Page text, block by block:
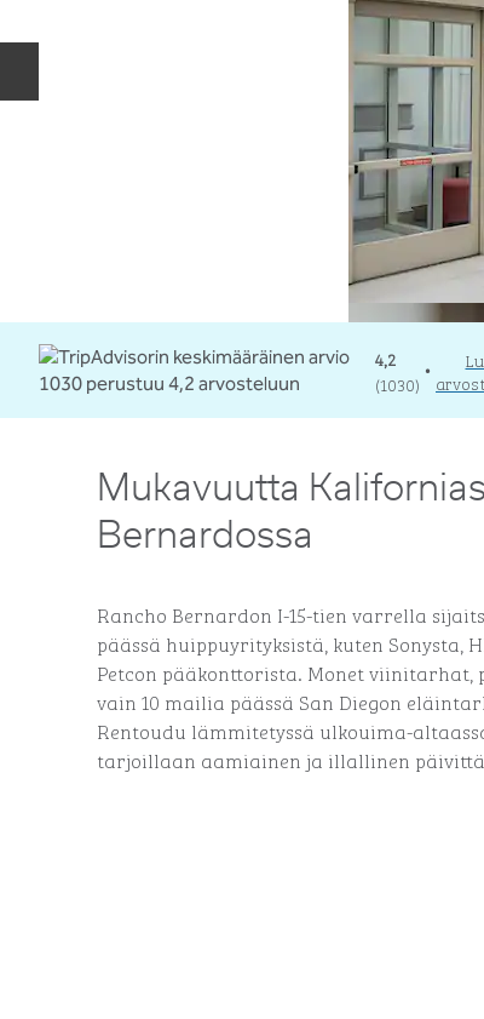
4,2
(1030)
•
Mukavuutta
Bernardossa
Rancho Bernardon I-15-tien varrella
päässä huippuyrityksistä, kuten Sonysta,
Petcon pääkonttorista. Monet
vain 10 mailia päässä San Diegon
Rentoudu lämmitetyssä ulkouima-
tarjoillaan aamiainen ja illallinen